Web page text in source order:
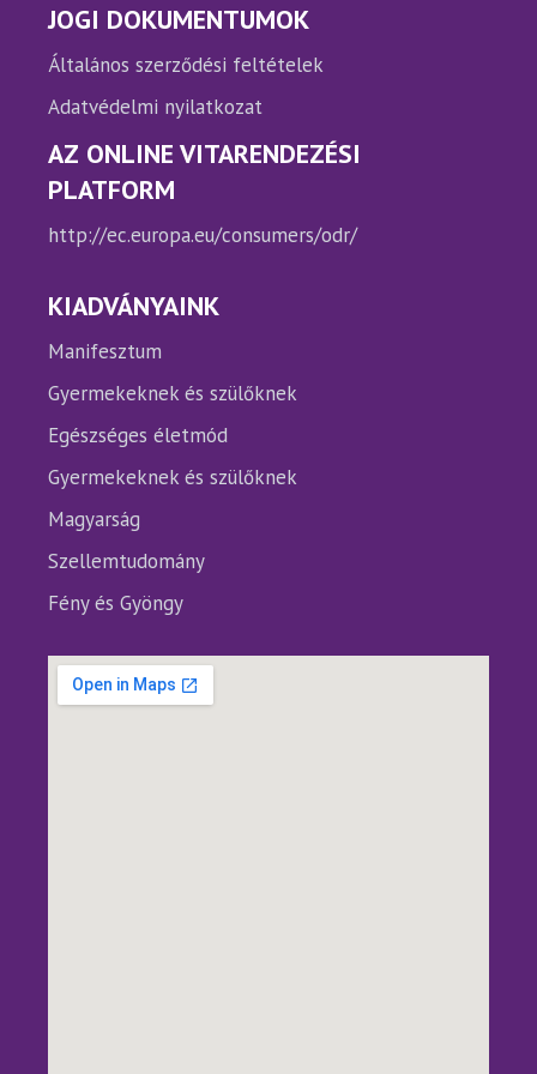
JOGI DOKUMENTUMOK
Általános szerződési feltételek
Adatvédelmi nyilatkozat
AZ ONLINE VITARENDEZÉSI
PLATFORM
http://ec.europa.eu/consumers/odr/
KIADVÁNYAINK
Manifesztum
Gyermekeknek és szülőknek
Egészséges életmód
Gyermekeknek és szülőknek
Magyarság
Szellemtudomány
Fény és Gyöngy